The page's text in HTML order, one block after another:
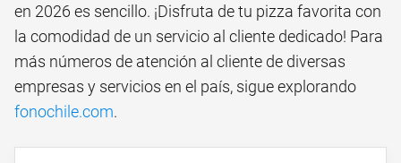
en 2026 es sencillo. ¡Disfruta de tu pizza favorita con
la comodidad de un servicio al cliente dedicado! Para
más números de atención al cliente de diversas
empresas y servicios en el país, sigue explorando
fonochile.com.